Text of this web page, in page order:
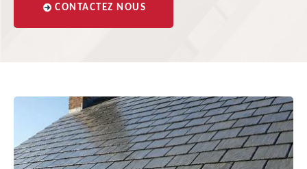
CONTACTEZ NOUS